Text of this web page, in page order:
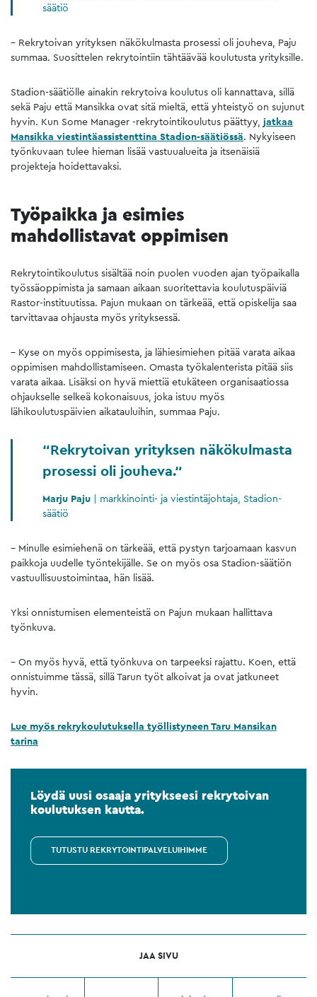
säätiö
– Rekrytoivan yrityksen näkökulmasta prosessi oli jouheva, Paju
summaa. Suosittelen rekrytointiin tähtäävää koulutusta yrityksille.
Stadion-säätiölle ainakin rekrytoiva koulutus oli kannattava, sillä
sekä Paju että Mansikka ovat sitä mieltä, että yhteistyö on sujunut
hyvin. Kun Some Manager -rekrytointikoulutus päättyy, jatkaa
Mansikka viestintäassistenttina Stadion-säätiössä. Nykyiseen
työnkuvaan tulee hieman lisää vastuualueita ja itsenäisiä
projekteja hoidettavaksi.
Työpaikka ja esimies
mahdollistavat oppimisen
Rekrytointikoulutus sisältää noin puolen vuoden ajan työpaikalla
työssäoppimista ja samaan aikaan suoritettavia koulutuspäiviä
Rastor-instituutissa. Pajun mukaan on tärkeää, että opiskelija saa
tarvittavaa ohjausta myös yrityksessä.
– Kyse on myös oppimisesta, ja lähiesimiehen pitää varata aikaa
oppimisen mahdollistamiseen. Omasta työkalenterista pitää siis
varata aikaa. Lisäksi on hyvä miettiä etukäteen organisaatiossa
ohjaukselle selkeä kokonaisuus, joka istuu myös
lähikoulutuspäivien aikatauluihin, summaa Paju.
Rekrytoivan yrityksen näkökulmasta
prosessi oli jouheva.
Marju Paju | markkinointi- ja viestintäjohtaja, Stadion-
säätiö
– Minulle esimiehenä on tärkeää, että pystyn tarjoamaan kasvun
paikkoja uudelle työntekijälle. Se on myös osa Stadion-säätiön
vastuullisuustoimintaa, hän lisää.
Yksi onnistumisen elementeistä on Pajun mukaan hallittava
työnkuva.
– On myös hyvä, että työnkuva on tarpeeksi rajattu. Koen, että
onnistuimme tässä, sillä Tarun työt alkoivat ja ovat jatkuneet
hyvin.
Lue myös rekrykoulutuksella työllistyneen Taru Mansikan
tarina
Löydä uusi osaaja yritykseesi rekrytoivan
koulutuksen kautta.
TUTUSTU REKRYTOINTIPALVELUIHIMME
JAA SIVU